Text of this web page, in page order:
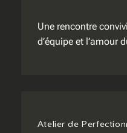
Une rencontre
d’équipe et l’amour
Atelier de